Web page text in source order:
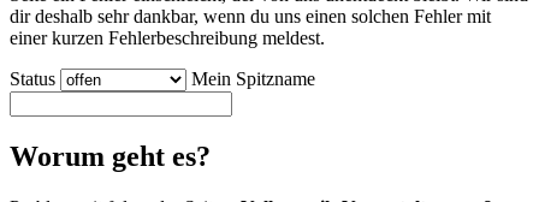
dir deshalb sehr dankbar, wenn du uns einen solchen Fehler mit
einer kurzen Fehlerbeschreibung meldest.
Status
Mein Spitzname
Worum geht es?